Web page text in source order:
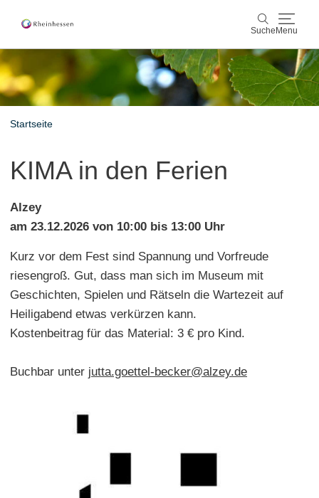
Suche Menu
Suche
Wein & Genuss
Buchung & Service
ShopRheinhessen-Blog Karte
Startseite
KIMA in den Ferien
Alzey
am 23.12.2026 von 10:00 bis 13:00 Uhr
Kurz vor dem Fest sind Spannung und Vorfreude
riesengroß. Gut, dass man sich im Museum mit
Geschichten, Spielen und Rätseln die Wartezeit auf
Heiligabend etwas verkürzen kann.
Kostenbeitrag für das Material: 3 € pro Kind.
Buchbar unter jutta.goettel-becker@alzey.de